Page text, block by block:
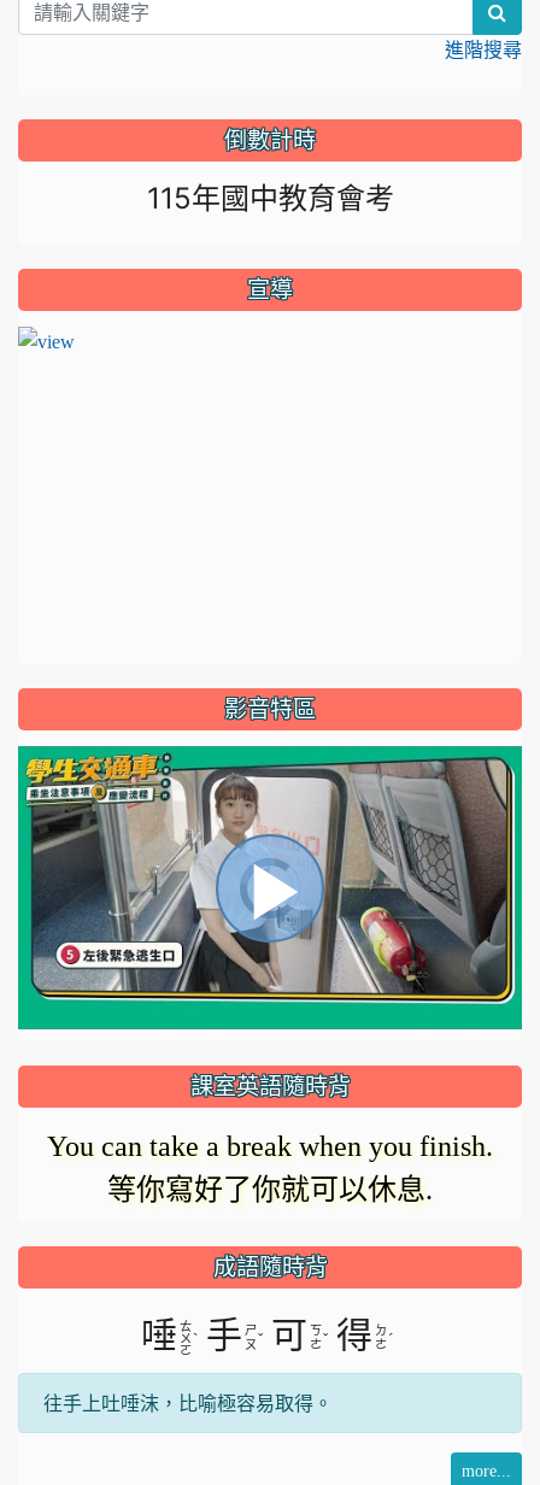
進階搜尋
倒數計時
115年國中教育會考
宣導
影音特區
視
頻
播
放
正
載
入。
播
放
影
片
課室英語隨時背
You can take a break when you finish.
等你寫好了你就可以休息.
成語隨時背
唾 ㄊ
ㄨ
ㄛ
ˋ 手 ㄕ
ㄡˇ 可 ㄎ
ㄜˇ 得 ㄉ
ㄜˊ
往手上吐唾沫，比喻極容易取得。
more...